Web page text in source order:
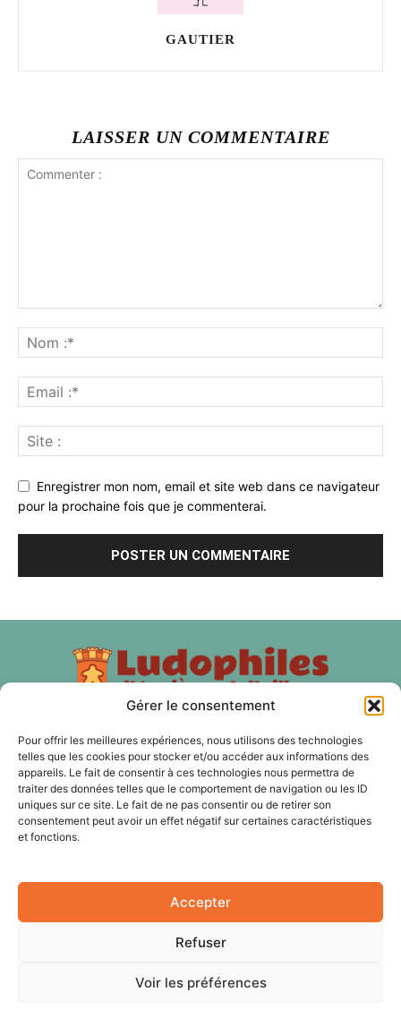
Gérer le consentement
Pour offrir les meilleures expériences, nous utilisons des technologies
telles que les cookies pour stocker et/ou accéder aux informations des
appareils. Le fait de consentir à ces technologies nous permettra de
traiter des données telles que le comportement de navigation ou les ID
uniques sur ce site. Le fait de ne pas consentir ou de retirer son
consentement peut avoir un effet négatif sur certaines caractéristiques
et fonctions.
Accepter
Refuser
Voir les préférences
GAUTIER
LAISSER UN COMMENTAIRE
Enregistrer mon nom, email et site web dans ce navigateur
pour la prochaine fois que je commenterai.
À PROPOS
Les Ludophiles d'Asnières et d'ailleurs est une association
de jeux de plateau, de jeux d'histoire, de jeux de rôles, de
jeux de cartes à Asnières sur Seine et nos membres sont
SUIVEZ NOUS